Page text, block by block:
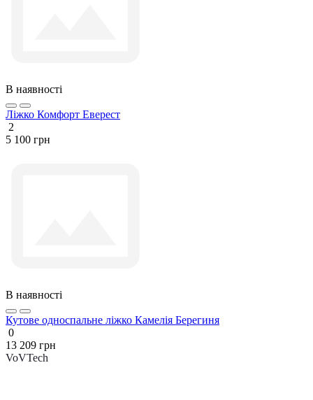
В наявності
Ліжко Комфорт Еверест
2
5 100 грн
В наявності
Кутове односпальне ліжко Камелія Берегиня
0
13 209 грн
VoVTech